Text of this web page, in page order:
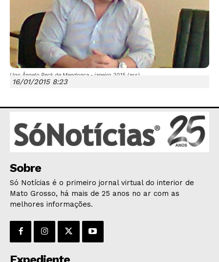
POLÍCIA
ESPORTES
ECONOMIA
OPINIÃO
Ugo Ângelo Reck de Mendonça - janeiro 2015 (ass)
16/01/2015 8:23
Sobre
Só Notícias é o primeiro jornal virtual do interior de
Mato Grosso, há mais de 25 anos no ar com as
melhores informações.